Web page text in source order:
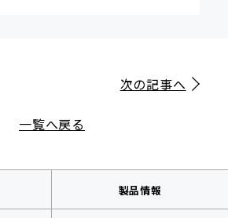
一覧へ戻る
次の記事へ
製品情報